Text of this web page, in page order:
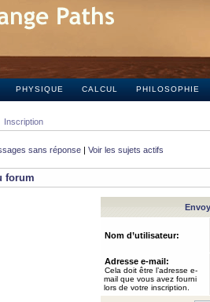
PHYSIQUE CALCUL PHILOSOPHIE
Inscription
sans réponse | Voir les sujets actifs
forum
Nom d’utilisateur:
Adresse e-mail:
Cela doit être l’adresse e-
mail que vous avez fourni
lors de votre inscription.